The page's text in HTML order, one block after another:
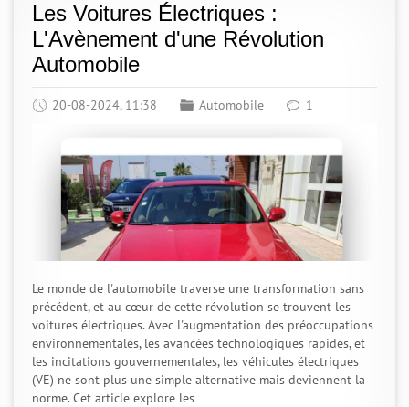
Les Voitures Électriques :
L'Avènement d'une Révolution
Automobile
20-08-2024, 11:38 Automobile 1
Le monde de l'automobile traverse une transformation sans
précédent, et au cœur de cette révolution se trouvent les
voitures électriques. Avec l'augmentation des préoccupations
environnementales, les avancées technologiques rapides, et
les incitations gouvernementales, les véhicules électriques
(VE) ne sont plus une simple alternative mais deviennent la
norme. Cet article explore les